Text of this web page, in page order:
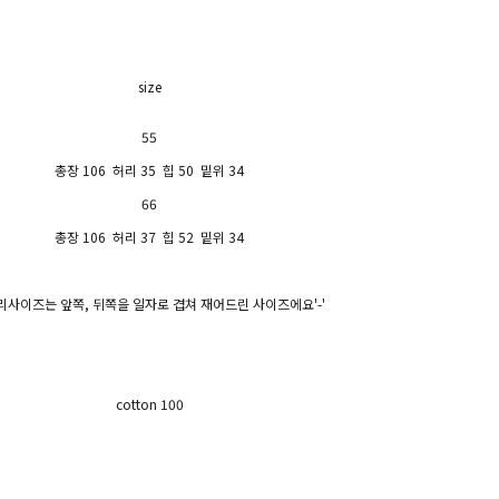
size
55
총장 106 허리 35 힙 50 밑위 34
66
총장 106 허리 37 힙 52 밑위 34
사이즈는 앞쪽, 뒤쪽을 일자로 겹쳐 재어드린 사이즈에요'-'
cotton 100